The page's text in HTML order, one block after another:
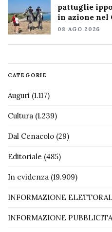
pattuglie
in azione nel
08 AGO 2026
CATEGORIE
Auguri (1.117)
Cultura (1.239)
Dal Cenacolo (29)
Editoriale (485)
In evidenza (19.909)
INFORMAZIONE
INFORMAZIONE